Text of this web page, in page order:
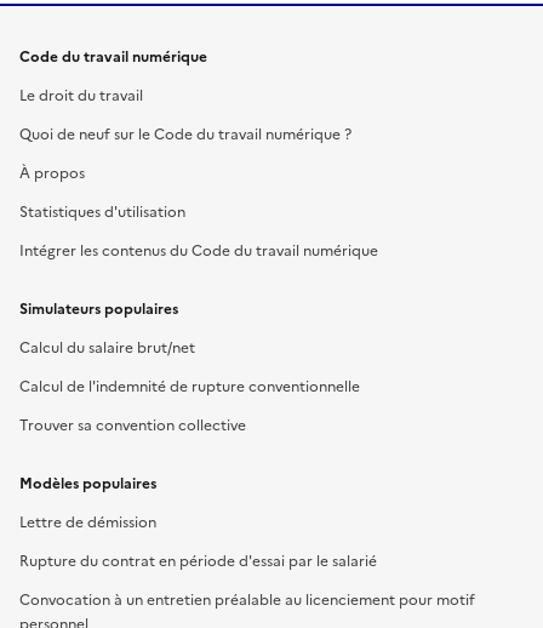
Code du travail numérique
Le droit du travail
Quoi de neuf sur le Code du travail numérique ?
À propos
Statistiques d'utilisation
Intégrer les contenus du Code du travail numérique
Simulateurs populaires
Calcul du salaire brut/net
Calcul de l'indemnité de rupture conventionnelle
Trouver sa convention collective
Modèles populaires
Lettre de démission
Rupture du contrat en période d'essai par le salarié
Convocation à un entretien préalable au licenciement pour motif